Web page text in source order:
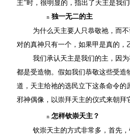
主”时，很明显的，指出了天主是我
n 独一无二的主
为什么天主要人只恭敬祂，而
对的真神只有一个，如果甲是真的，
我们承认天主是我们的主，因
都是受造物。假如我们恭敬这些受
道，天主给祂的选民立下这条命令的
邪神偶像，以崇拜天主的仪式来朝拜
n 怎样钦崇天主？
钦崇天主的方式非常多，首先